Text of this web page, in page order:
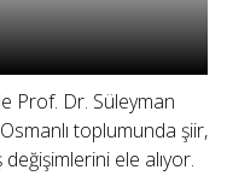
Prof. Dr. Süleyman
toplumunda şiir,
ele alıyor.